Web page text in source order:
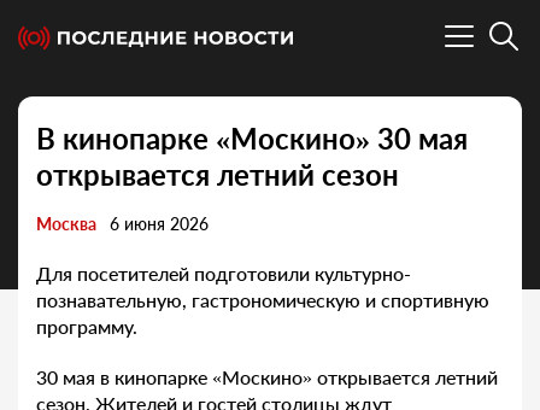
В кинопарке «Москино» 30 мая
открывается летний сезон
Москва 6 июня 2026
Для посетителей подготовили культурно-
познавательную, гастрономическую и спортивную
программу.
30 мая в кинопарке «Москино» открывается летний
сезон. Жителей и гостей столицы ждут